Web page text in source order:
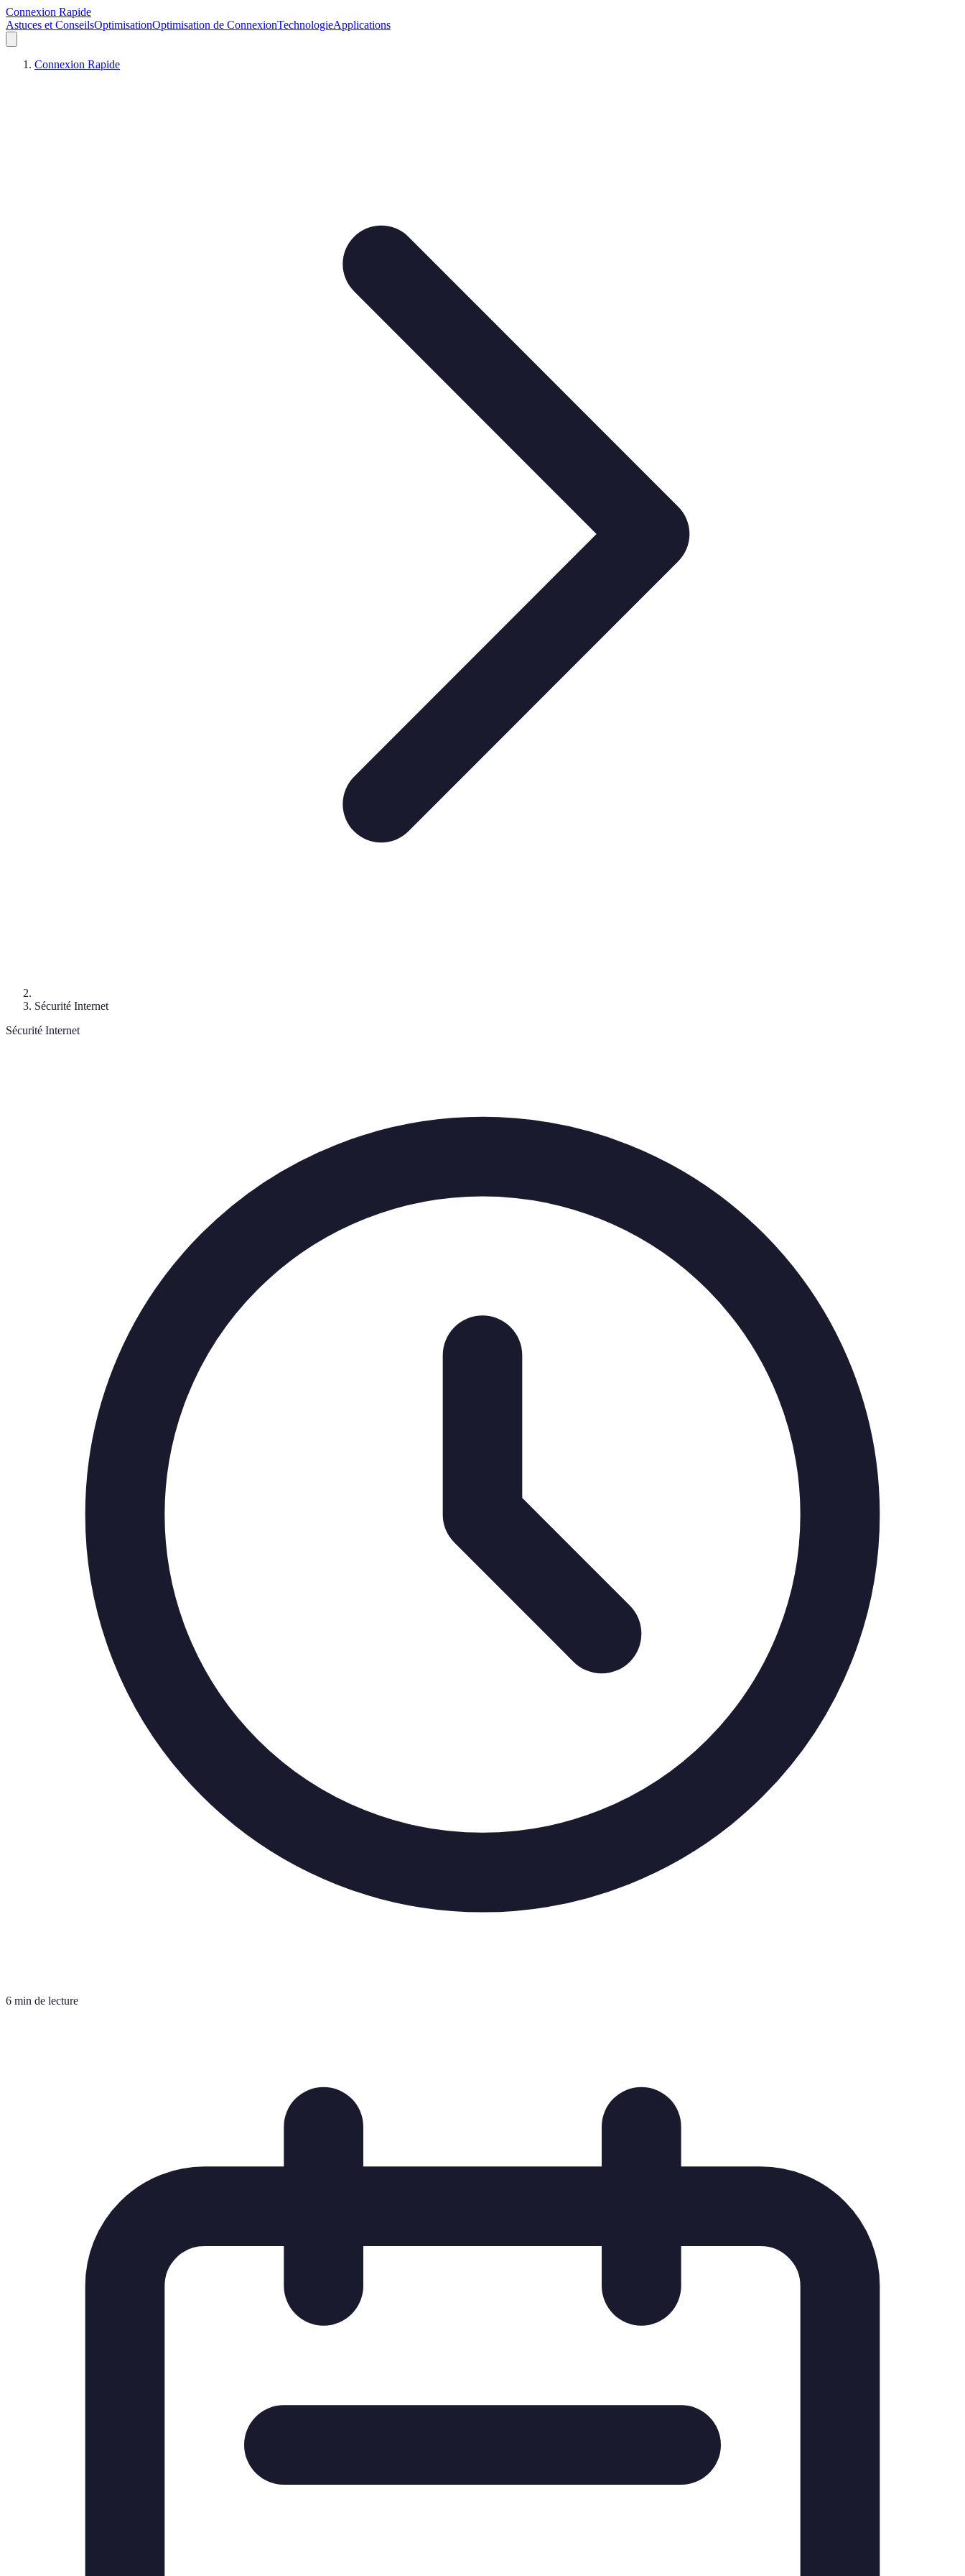
Connexion Rapide
Astuces et ConseilsOptimisationOptimisation de ConnexionTechnologieApplications
Connexion Rapide
Sécurité Internet
Sécurité Internet
6 min de lecture